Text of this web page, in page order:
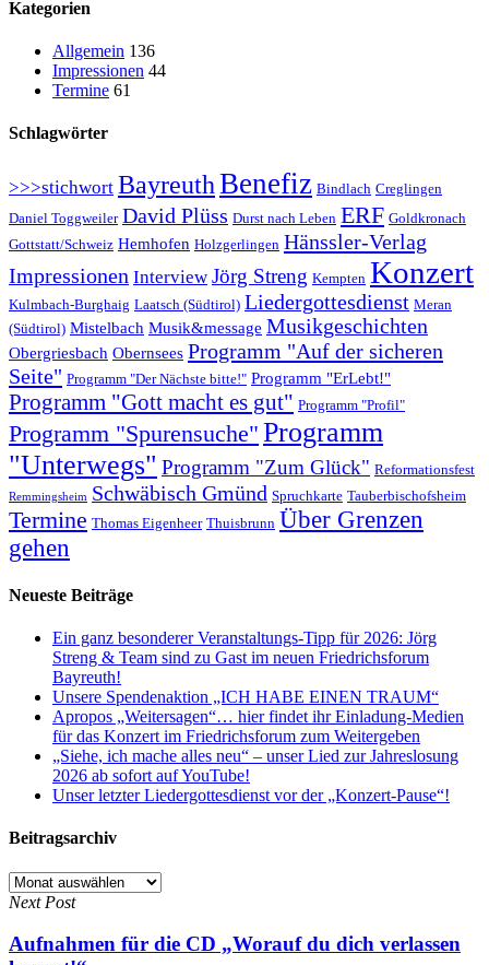
Kategorien
Allgemein 136
Impressionen 44
Termine 61
Schlagwörter
>>>stichwort BayreuthBenefiz Bindlach Creglingen
Daniel Toggweiler David Plüss Durst nach Leben ERF Goldkronach
Gottstatt/Schweiz Hemhofen Holzgerlingen Hänssler-Verlag
Impressionen Interview Jörg Streng Kempten Konzert
Kulmbach-Burghaig Laatsch (Südtirol) Liedergottesdienst Meran
(Südtirol) Mistelbach Musik&message Musikgeschichten
Obergriesbach Obernsees Programm "Auf der sicheren
Seite" Programm "Der Nächste bitte!" Programm "ErLebt!"
Programm "Gott macht es gut" Programm "Profil"
Programm "Spurensuche" Programm
"Unterwegs" Programm "Zum Glück" Reformationsfest
Remmingsheim Schwäbisch Gmünd Spruchkarte Tauberbischofsheim
Termine Thomas Eigenheer Thuisbrunn Über Grenzen
gehen
Neueste Beiträge
Ein ganz besonderer Veranstaltungs-Tipp für 2026: Jörg
Streng & Team sind zu Gast im neuen Friedrichsforum
Bayreuth!
Unsere Spendenaktion „ICH HABE EINEN TRAUM“
Apropos „Weitersagen“… hier findet ihr Einladung-Medien
für das Konzert im Friedrichsforum zum Weitergeben
„Siehe, ich mache alles neu“ – unser Lied zur Jahreslosung
2026 ab sofort auf YouTube!
Unser letzter Liedergottesdienst vor der „Konzert-Pause“!
Beitragsarchiv
Beitragsarchiv
Next Post
Aufnahmen für die CD „Worauf du dich verlassen